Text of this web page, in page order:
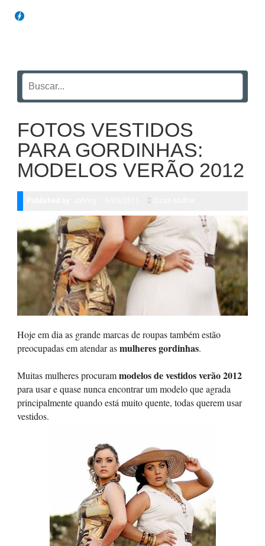
FOTOS VESTIDOS
PARA GORDINHAS:
MODELOS VERÃO 2012
Hoje em dia as grande marcas de roupas também estão
preocupadas em atendar asmulheres gordinhas.
Muitas mulheres procurammodelos de vestidos verão 2012
para usar e quase nunca encontrar um modelo que agrada
principalmente quando está muito quente, todas querem usar
vestidos.